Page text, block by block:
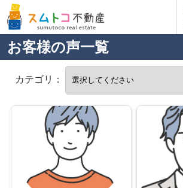
お客様の声一覧
カテゴリ：